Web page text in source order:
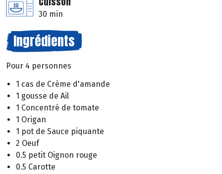
30 min
Ingrédients
Pour 4 personnes
1 cas de Crème d'amande
1 gousse de Ail
1 Concentré de tomate
1 Origan
1 pot de Sauce piquante
2 Oeuf
0.5 petit Oignon rouge
0.5 Carotte